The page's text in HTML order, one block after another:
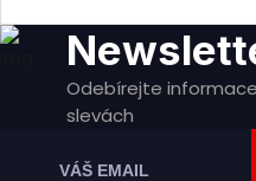
Odebírejte
slevách